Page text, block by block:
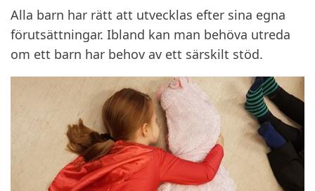
Alla barn har rätt att utvecklas efter sina egna
förutsättningar. Ibland kan man behöva utreda
om ett barn har behov av ett särskilt stöd.